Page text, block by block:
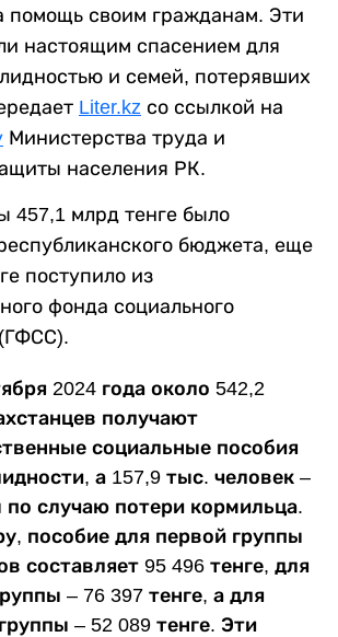
помощь своим гражданам. Эти
настоящим спасением для
и семей, потерявших
Liter.kz со ссылкой на
Министерства труда и
населения РК.
457,1 млрд тенге было
бюджета, еще
поступило из
фонда социального
2024 года около 542,2
получают
социальные пособия
а 157,9 тыс. человек –
случаю потери кормильца.
пособие для первой группы
составляет 95 496 тенге, для
– 76 397 тенге, а для
– 52 089 тенге. Эти